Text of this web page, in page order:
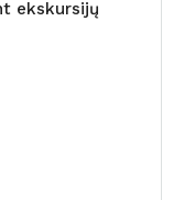
ekskursijų